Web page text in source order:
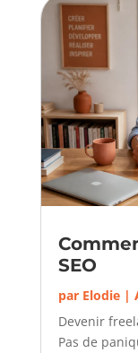
SEO
par Elodie|
Devenir
Pas de